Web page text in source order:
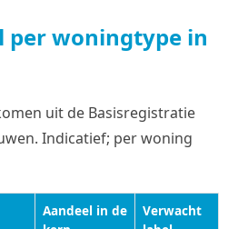
per woningtype in
uit de Basisregistratie
Indicatief; per woning
Aandeel in de
Verwacht